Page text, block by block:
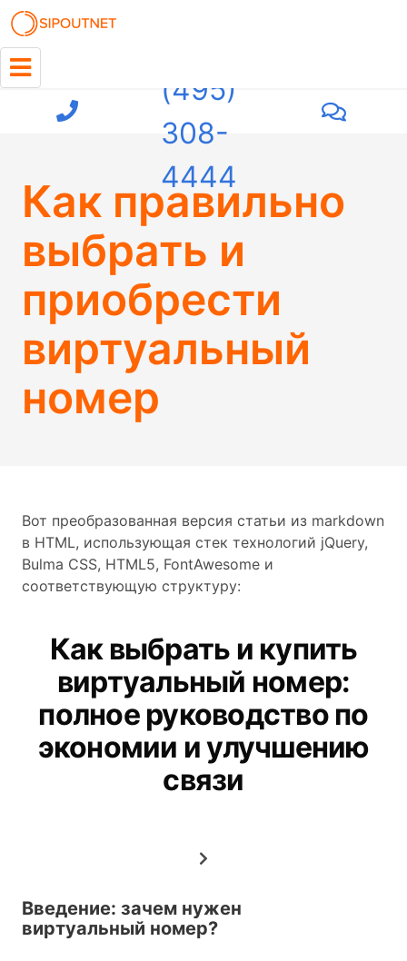
(495)
308-
4444
Как правильно
выбрать и
приобрести
виртуальный
номер
Вот преобразованная версия статьи из markdown
в HTML, использующая стек технологий jQuery,
Bulma CSS, HTML5, FontAwesome и
соответствующую структуру:
Как выбрать и купить
виртуальный номер:
полное руководство по
экономии и улучшению
связи
Введение: зачем нужен
виртуальный номер?